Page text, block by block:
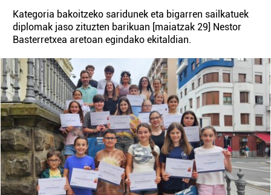
Kategoria bakoitzeko saridunek eta bigarren sailkatuek
diplomak jaso zituzten barikuan [maiatzak 29] Nestor
Basterretxea aretoan egindako ekitaldian.